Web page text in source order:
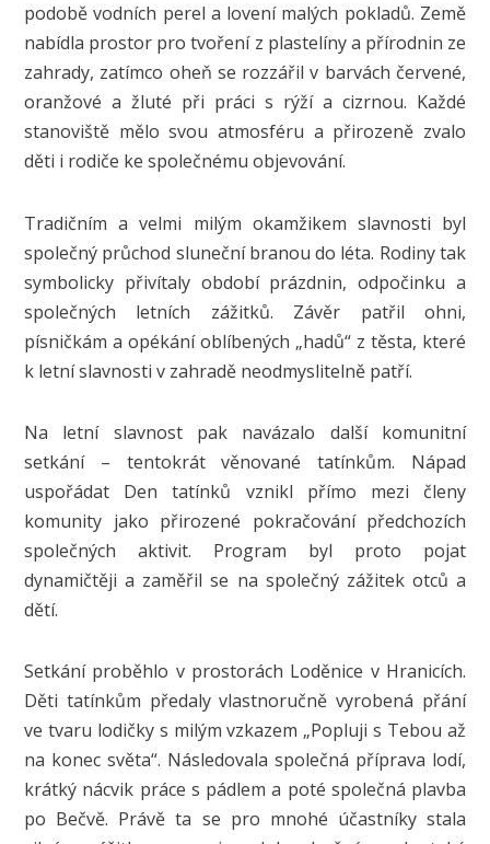
podobě vodních perel a lovení malých pokladů. Země
nabídla prostor pro tvoření z plastelíny a přírodnin ze
zahrady, zatímco oheň se rozzářil v barvách červené,
oranžové a žluté při práci s rýží a cizrnou. Každé
stanoviště mělo svou atmosféru a přirozeně zvalo
děti i rodiče ke společnému objevování.
Tradičním a velmi milým okamžikem slavnosti byl
společný průchod sluneční branou do léta. Rodiny tak
symbolicky přivítaly období prázdnin, odpočinku a
společných letních zážitků. Závěr patřil ohni,
písničkám a opékání oblíbených „hadů“ z těsta, které
k letní slavnosti v zahradě neodmyslitelně patří.
Na letní slavnost pak navázalo další komunitní
setkání – tentokrát věnované tatínkům. Nápad
uspořádat Den tatínků vznikl přímo mezi členy
komunity jako přirozené pokračování předchozích
společných aktivit. Program byl proto pojat
dynamičtěji a zaměřil se na společný zážitek otců a
dětí.
Setkání proběhlo v prostorách Loděnice v Hranicích.
Děti tatínkům předaly vlastnoručně vyrobená přání
ve tvaru lodičky s milým vzkazem „Popluji s Tebou až
na konec světa“. Následovala společná příprava lodí,
krátký nácvik práce s pádlem a poté společná plavba
po Bečvě. Právě ta se pro mnohé účastníky stala